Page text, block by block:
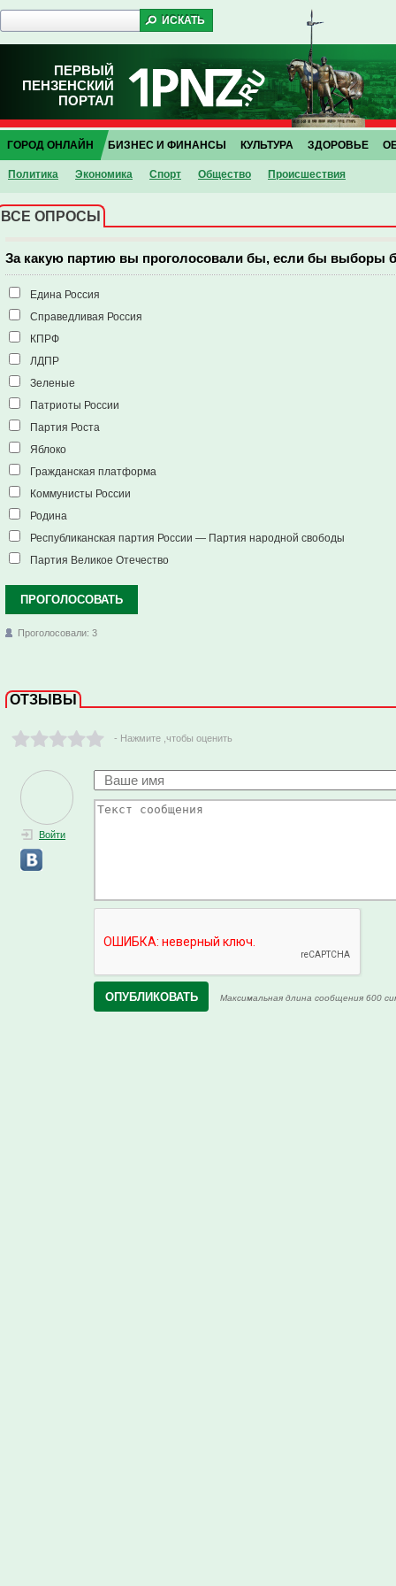
ПЕРВЫЙ
ПЕНЗЕНСКИЙ
ПОРТАЛ
ГОРОД ОНЛАЙН
Политика Экономика Спорт Общество Проиcшествия
БИЗНЕС И ФИНАНСЫ КУЛЬТУРА ЗДОРОВЬЕ
ВСЕ ОПРОСЫ
За какую партию вы проголосовали бы, если бы выборы
Едина Россия
Справедливая Россия
КПРФ
ЛДПР
Зеленые
Патриоты России
Партия Роста
Яблоко
Гражданская платформа
Коммунисты России
Родина
Республиканская партия России — Партия народной свободы
Партия Великое Отечество
ПРОГОЛОСОВАТЬ
Проголосовали: 3
ОТЗЫВЫ
- Нажмите ,чтобы оценить
Войти
Максимальная длина сообщения 600